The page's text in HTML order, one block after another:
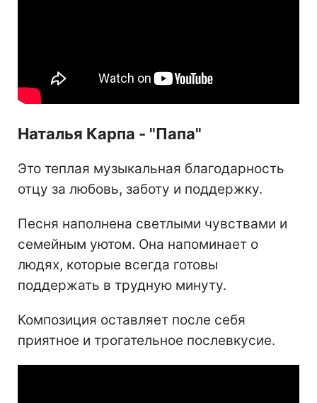
Наталья Карпа - "Папа"
Это теплая музыкальная благодарность
отцу за любовь, заботу и поддержку.
Песня наполнена светлыми чувствами и
семейным уютом. Она напоминает о
людях, которые всегда готовы
поддержать в трудную минуту.
Композиция оставляет после себя
приятное и трогательное послевкусие.